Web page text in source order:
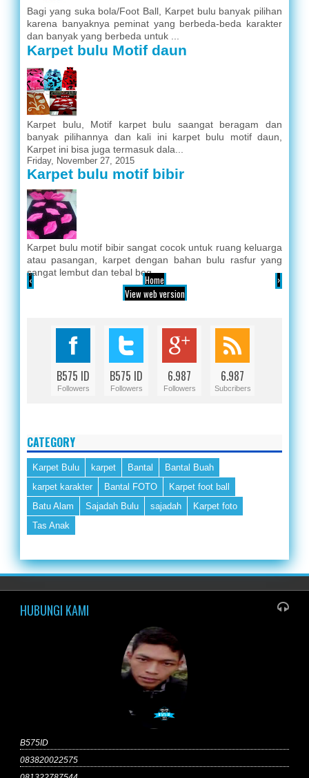
Bagi yang suka bola/Foot Ball, Karpet bulu banyak pilihan
karena banyaknya peminat yang berbeda-beda karakter
dan banyak yang berbeda untuk ...
Karpet bulu Motif daun
Karpet bulu, Motif karpet bulu saangat beragam dan
banyak pilihannya dan kali ini karpet bulu motif daun,
Karpet ini bisa juga termasuk dala...
Friday, November 27, 2015
Karpet bulu motif bibir
Karpet bulu motif bibir sangat cocok untuk ruang keluarga
atau pasangan, karpet dengan bahan bulu rasfur yang
sangat lembut dan tebal beg...
‹ ›
Home
View web version
B575 ID
Followers
B575 ID
Followers
6.987
Followers
6.987
Subcribers
CATEGORY
Karpet Bulu karpet Bantal
Bantal Buah
karpet karakter
Bantal FOTO
Karpet foot ball
Batu Alam
Sajadah Bulu sajadah
Karpet foto
Tas Anak
HUBUNGI KAMI
B575ID
083820022575